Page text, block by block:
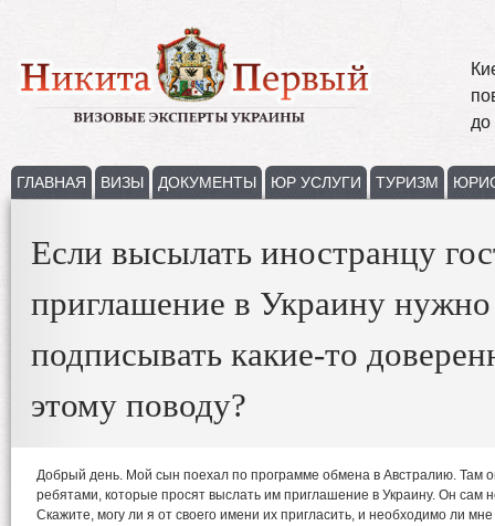
до
ГЛАВНАЯ ВИЗЫ ДОКУМЕНТЫ ЮР УСЛУГИ ТУРИЗМ
Если высылать иностранцу
приглашение в Украину нужно
подписывать какие-то
этому поводу?
Добрый день. Мой сын поехал по программе обмена в Австралию. Там
ребятами, которые просят выслать им приглашение в Украину. Он сам
Скажите, могу ли я от своего имени их пригласить, и необходимо ли